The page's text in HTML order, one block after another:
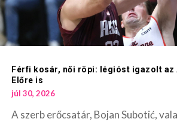
Férfi kosár, női röpi: légióst igazolt az
Előre is
júl 30, 2026
A szerb erőcsatár, Bojan Subotić,